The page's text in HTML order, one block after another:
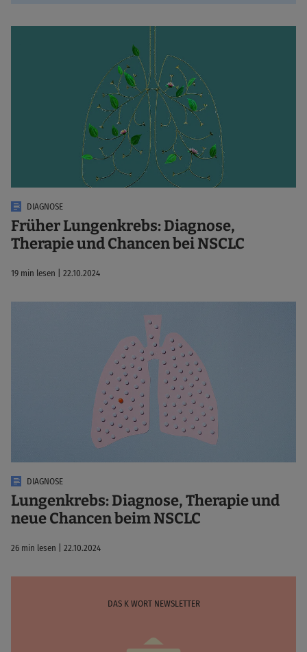
DIAGNOSE
Früher Lungenkrebs: Diagnose,
Therapie und Chancen bei NSCLC
19 min lesen | 22.10.2024
DIAGNOSE
Lungenkrebs: Diagnose, Therapie und
neue Chancen beim NSCLC
26 min lesen | 22.10.2024
DAS K WORT NEWSLETTER